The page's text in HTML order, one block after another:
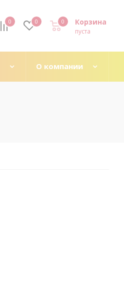
0 0 Корзина
0
пуста
0
О компании